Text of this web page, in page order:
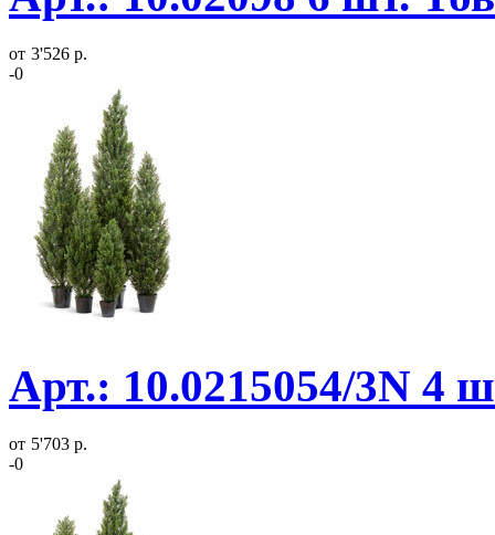
от 3'526 р.
-0
Арт.: 10.0215054/3N 4
от 5'703 р.
-0